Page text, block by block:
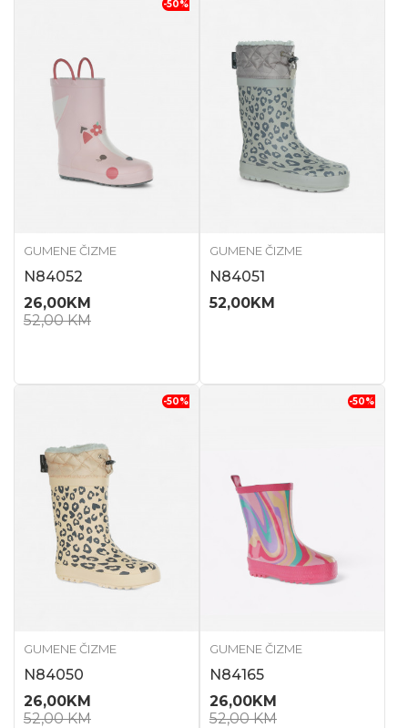
-50%
GUMENE ČIZME
N84052
26,00KM
52,00KM
GUMENE ČIZME
N84051
52,00KM
-50%
GUMENE ČIZME
N84050
26,00KM
52,00KM
-50%
GUMENE ČIZME
N84165
26,00KM
52,00KM